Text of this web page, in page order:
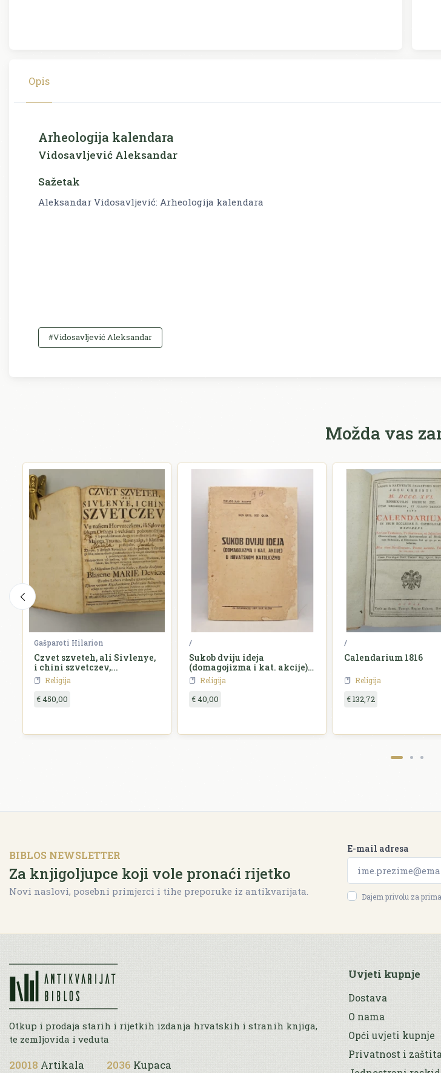
Opis
Arheologija kalendara
Vidosavljević Aleksandar
Sažetak
Aleksandar Vidosavljević: Arheologija kalendara
#Vidosavljević Aleksandar
Možda vas
Gašparoti Hilarion
Czvet szveteh, ali Sivlenye,
i chini szvetczev,...
Religija
€ 450,00
/
Sukob dviju ideja
(domagojizma i kat. akcije) u
hrvatskom katolicizmu
Religija
€ 40,00
/
Calendarium 1816
Religija
€ 132,72
BIBLOS NEWSLETTER
Za knjigoljupce koji vole pronaći rijetko
Novi naslovi, posebni primjerci i tihe preporuke iz antikvarijata.
E-mail adresa
Dajem privolu za
Otkup i prodaja starih i rijetkih izdanja hrvatskih i stranih knjiga,
te zemljovida i veduta
20018 Artikala 2036 Kupaca
Uvjeti kupnje
Dostava
O nama
Opći uvjeti kupnje
Privatnost i